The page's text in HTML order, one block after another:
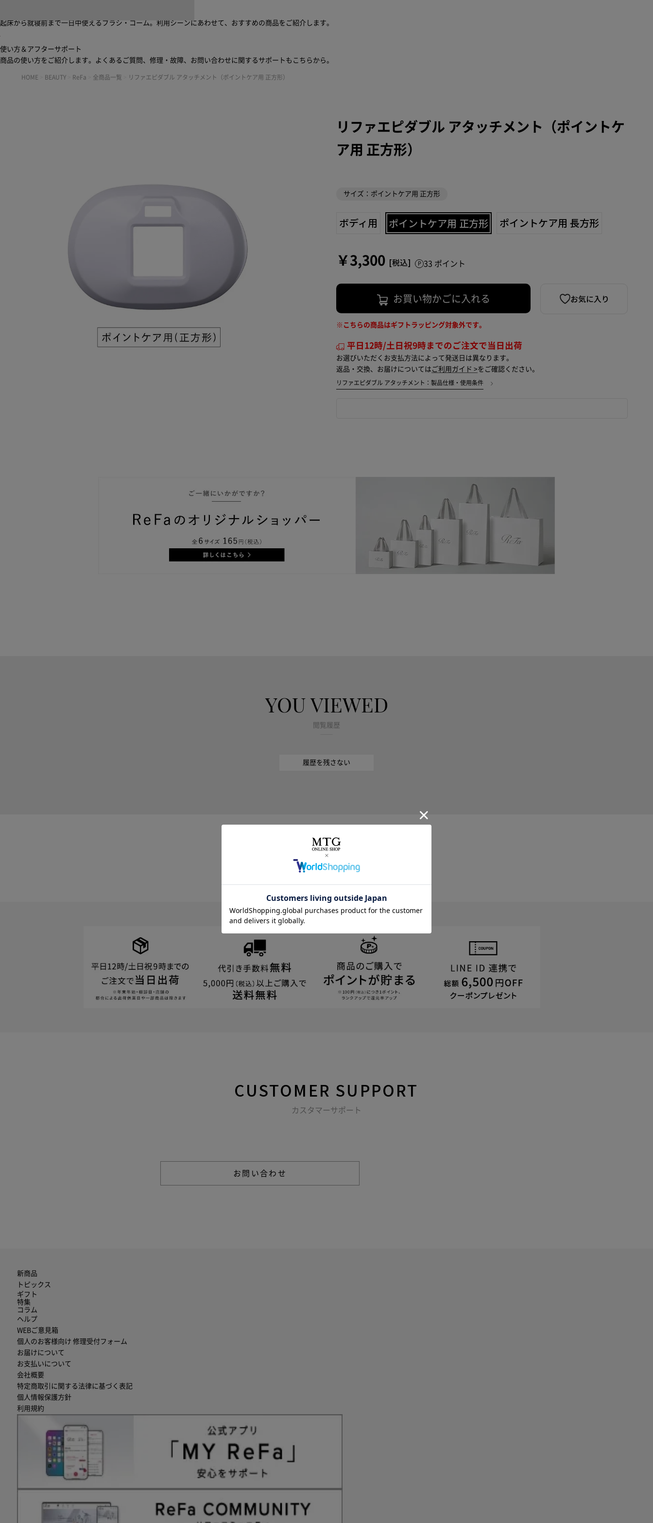
起床から就寝前まで一日中使えるブラシ・コーム。利用シーンにあわせて、おすすめの商品をご紹介します。
使い方＆アフターサポート
商品の使い方をご紹介します。よくあるご質問、修理・故障、お問い合わせに関するサポートもこちらから。
HOME BEAUTY ReFa 全商品一覧 リファエピダブル アタッチメント（ポイントケア用 正方形）
リファエピダブル アタッチメント（ポイントケ
ア用 正方形）
サイズ：ポイントケア用 正方形
ボディ用 ポイントケア用 正方形 ポイントケア用 長方形
￥3,300 33 ポイント
お買い物かごに入れる お気に入り
※こちらの商品はギフトラッピング対象外です。
平日12時/土日祝9時までのご注文で当日出荷
お選びいただくお支払方法によって発送日は異なります。
返品・交換、お届けについては ご利用ガイド >をご確認ください。
リファエピダブル アタッチメント：製品仕様・使用条件
YOU VIEWED
閲覧履歴
履歴を残さない
SPECIAL
公式オンラインショップ特典
CUSTOMER SUPPORT
カスタマーサポート
お問い合わせ
新商品
トピックス
ギフト
特集
コラム
ヘルプ
WEBご意見箱
個人のお客様向け 修理受付フォーム
お届けについて
お支払いについて
会社概要
特定商取引に関する法律に基づく表記
個人情報保護方針
利用規約